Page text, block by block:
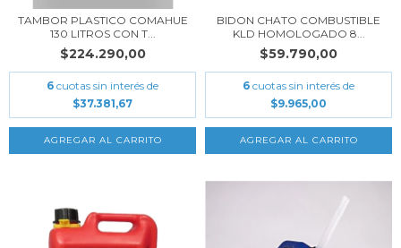
TAMBOR PLASTICO COMAHUE
130 LITROS CON T...
$224.290,00
6 cuotas sin interés de
$37.381,67
BIDON CHATO COMBUSTIBLE
KLD HOMOLOGADO 8...
$59.790,00
6 cuotas sin interés de
$9.965,00